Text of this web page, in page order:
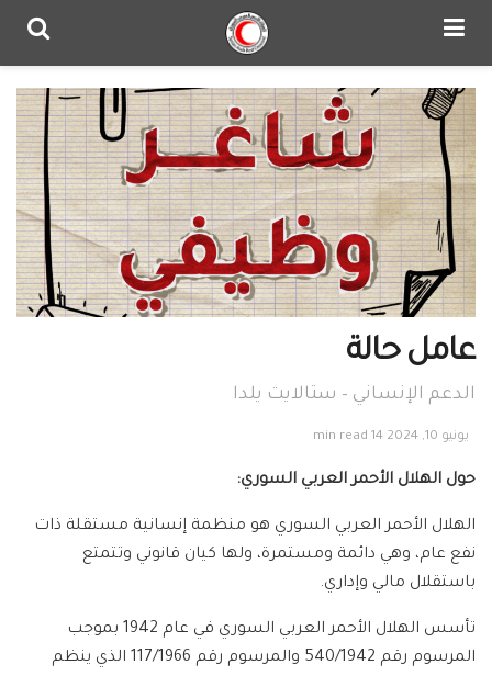
عامل حالة
الدعم الإنساني – ستالايت يلدا
يونيو 10, 2024 14 min read
حول الهلال الأحمر العربي السوري:
الهلال الأحمر العربي السوري هو منظمة إنسانية مستقلة ذات
نفع عام، وهي دائمة ومستمرة، ولها كيان قانوني وتتمتع
باستقلال مالي وإداري.
تأسس الهلال الأحمر العربي السوري في عام 1942 بموجب
المرسوم رقم 540/1942 والمرسوم رقم 117/1966 الذي ينظم